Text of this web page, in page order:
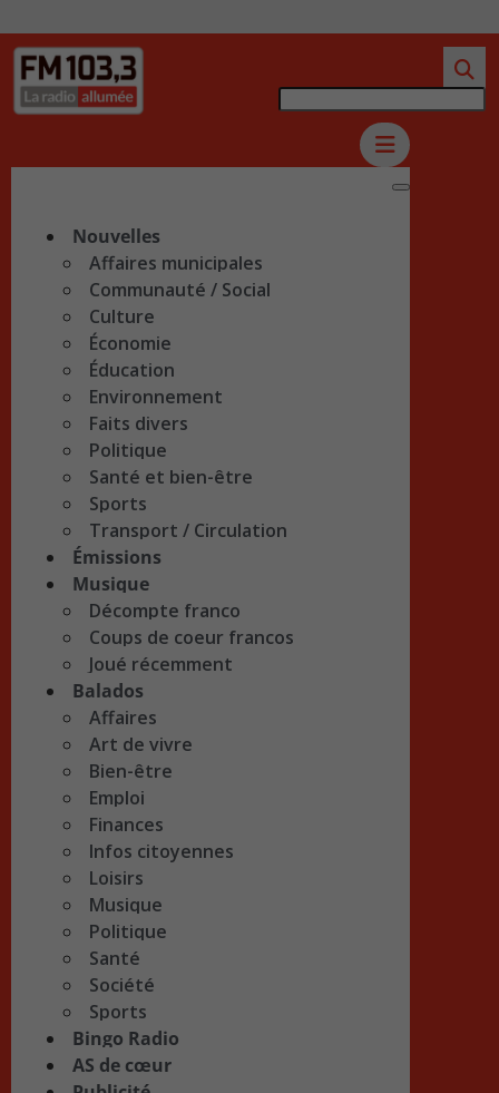
Nouvelles
Affaires municipales
Communauté / Social
Culture
Économie
Éducation
Environnement
Faits divers
Politique
Santé et bien-être
Sports
Transport / Circulation
Émissions
Musique
Décompte franco
Coups de coeur francos
Joué récemment
Balados
Affaires
Art de vivre
Bien-être
Emploi
Finances
Infos citoyennes
Loisirs
Musique
Politique
Santé
Société
Sports
Bingo Radio
AS de cœur